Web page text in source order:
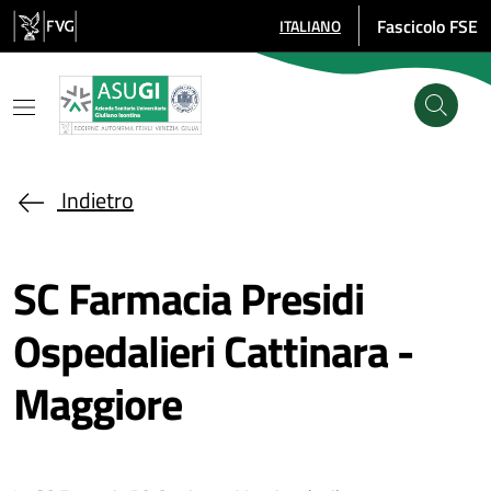
Salta al contenuto principale
SELEZIONE LINGUA: LINGUA
ITALIANO Fascicolo FSE
Indietro
SC Farmacia Presidi
Ospedalieri Cattinara -
Maggiore